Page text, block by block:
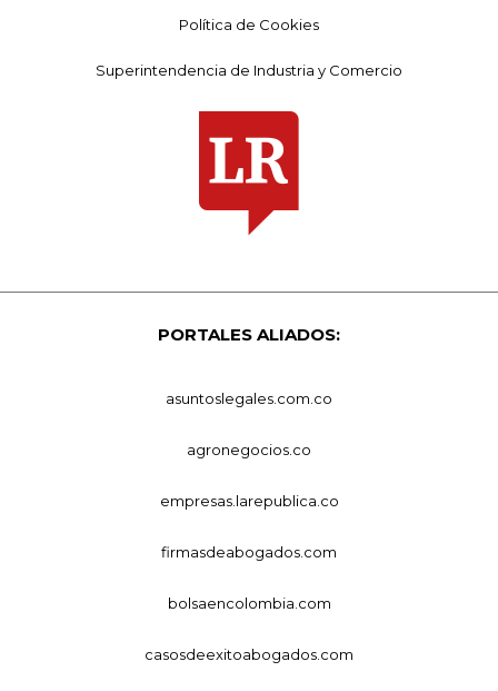
Política de Cookies
Superintendencia de Industria y Comercio
PORTALES ALIADOS:
asuntoslegales.com.co
agronegocios.co
empresas.larepublica.co
firmasdeabogados.com
bolsaencolombia.com
casosdeexitoabogados.com